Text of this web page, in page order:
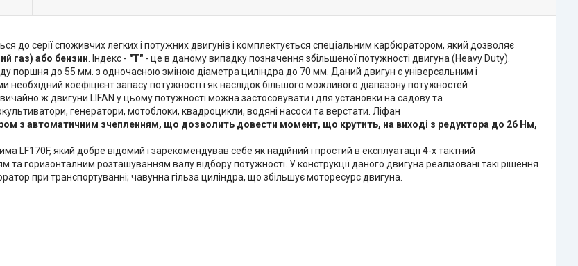
до серії споживчих легких і потужних двигунів і комплектується спеціальним карбюратором, який дозволяє
газ) або бензин . Індекс - "Т" - це в даному випадку позначення збільшеної потужності двигуна (Heavy Duty).
поршня до 55 мм. з одночасною зміною діаметра циліндра до 70 мм. Даний двигун є універсальним і
коефіцієнт запасу потужності і як наслідок більшого можливого діапазону потужностей
ж двигуни LIFAN у цьому потужності можна застосовувати і для установки на садову та
генератори, мотоблоки, квадроцикли, водяні насоси та верстати. Ліфан
з автоматичним зчепленням, що дозволить довести момент, що крутить, на виході з редуктора до 26 Нм,
який добре відомий і зарекомендував себе як надійний і простий в експлуатації 4-х тактний
горизонталним розташуванням валу відбору потужності. У конструкції даного двигуна реалізовані такі рішення
при транспортуванні; чавунна гільза циліндра, що збільшує моторесурс двигуна.